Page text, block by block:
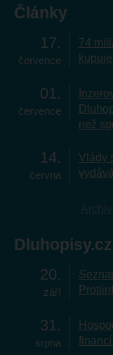
Články
17
července
74
01
července
než
14
června
Vlády
20
září
31
srpna